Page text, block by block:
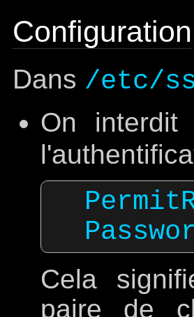
Configuration
Dans /etc/
On
Cela
paire de